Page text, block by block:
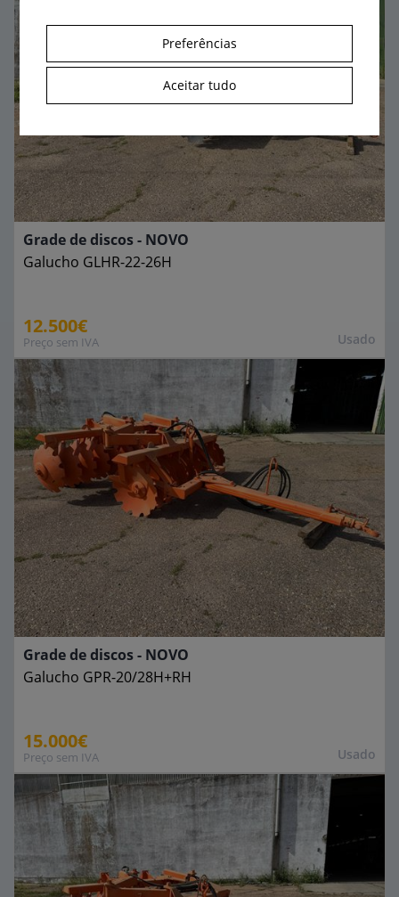
Usado
Grade de discos - NOVO
Galucho GLHR-22-26H
12.500€
Preço sem IVA
Usado
Grade de discos - NOVO
Galucho GPR-20/28H+RH
15.000€
Preço sem IVA
Preferências
Aceitar tudo